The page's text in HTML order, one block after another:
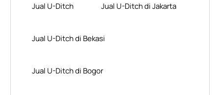
Jual U-Ditch Jual U-Ditch di Jakarta
Jual U-Ditch di Bekasi
Jual U-Ditch di Bogor